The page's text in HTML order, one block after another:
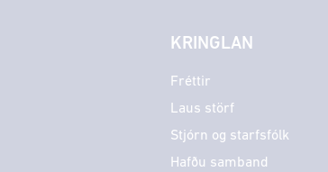
KRINGLAN
Fréttir
Laus störf
Stjórn og starfsfólk
Hafðu samband